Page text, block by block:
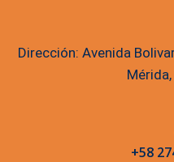
Dirección: Avenida
+58